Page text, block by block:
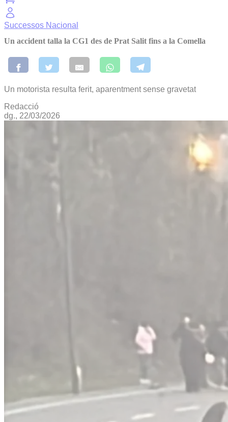
Successos Nacional
Un accident talla la CG1 des de Prat Salit fins a la Comella
Un motorista resulta ferit, aparentment sense gravetat
Redacció
dg., 22/03/2026